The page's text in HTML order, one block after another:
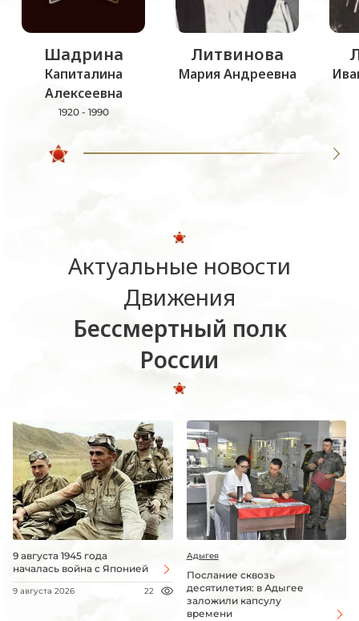
Шадрина
Капиталина
Алексеевна
1920 - 1990
Литвинова
Мария Андреевна
Актуальные новости
Движения
Бессмертный полк
России
9 августа 1945 года
началась война с Японией
9 августа 2026 22
Адыгея
Послание сквозь
десятилетия: в Адыгее
заложили капсулу
времени